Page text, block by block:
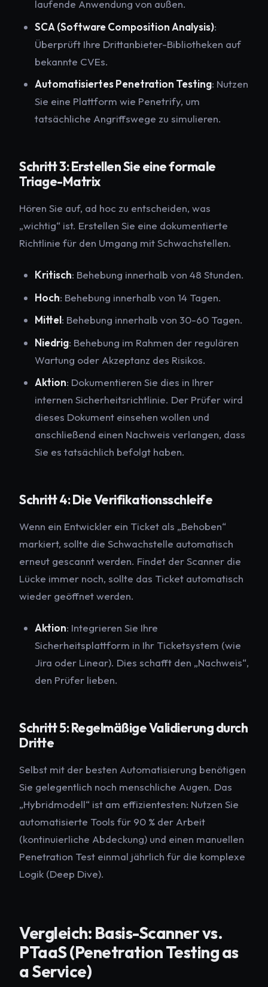
laufende Anwendung von außen.
SCA (Software Composition Analysis):
Überprüft Ihre Drittanbieter-Bibliotheken auf
bekannte CVEs.
Automatisiertes Penetration Testing: Nutzen
Sie eine Plattform wie Penetrify, um
tatsächliche Angriffswege zu simulieren.
Schritt 3: Erstellen Sie eine formale
Triage-Matrix
Hören Sie auf, ad hoc zu entscheiden, was
„wichtig“ ist. Erstellen Sie eine dokumentierte
Richtlinie für den Umgang mit Schwachstellen.
Kritisch: Behebung innerhalb von 48 Stunden.
Hoch: Behebung innerhalb von 14 Tagen.
Mittel: Behebung innerhalb von 30-60 Tagen.
Niedrig: Behebung im Rahmen der regulären
Wartung oder Akzeptanz des Risikos.
Aktion: Dokumentieren Sie dies in Ihrer
internen Sicherheitsrichtlinie. Der Prüfer wird
dieses Dokument einsehen wollen und
anschließend einen Nachweis verlangen, dass
Sie es tatsächlich befolgt haben.
Schritt 4: Die Verifikationsschleife
Wenn ein Entwickler ein Ticket als „Behoben“
markiert, sollte die Schwachstelle automatisch
erneut gescannt werden. Findet der Scanner die
Lücke immer noch, sollte das Ticket automatisch
wieder geöffnet werden.
Aktion: Integrieren Sie Ihre
Sicherheitsplattform in Ihr Ticketsystem (wie
Jira oder Linear). Dies schafft den „Nachweis“,
den Prüfer lieben.
Schritt 5: Regelmäßige Validierung durch
Dritte
Selbst mit der besten Automatisierung benötigen
Sie gelegentlich noch menschliche Augen. Das
„Hybridmodell“ ist am effizientesten: Nutzen Sie
automatisierte Tools für 90 % der Arbeit
(kontinuierliche Abdeckung) und einen manuellen
Penetration Test einmal jährlich für die komplexe
Logik (Deep Dive).
Vergleich: Basis-Scanner vs.
PTaaS (Penetration Testing as
a Service)